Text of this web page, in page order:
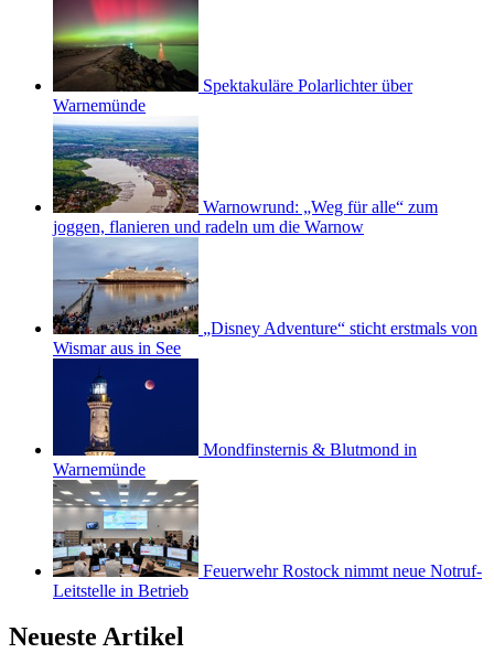
Spektakuläre Polarlichter über
Warnemünde
Warnowrund: „Weg für alle“ zum
joggen, flanieren und radeln um die Warnow
„Disney Adventure“ sticht erstmals von
Wismar aus in See
Mondfinsternis & Blutmond in
Warnemünde
Feuerwehr Rostock nimmt neue Notruf-
Leitstelle in Betrieb
Neueste Artikel